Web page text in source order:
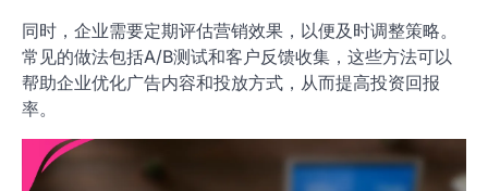
同时，企业需要定期评估营销效果，以便及时调整策略。
常见的做法包括A/B测试和客户反馈收集，这些方法可以
帮助企业优化广告内容和投放方式，从而提高投资回报
率。